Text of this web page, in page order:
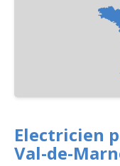
Electricien
Val-de-